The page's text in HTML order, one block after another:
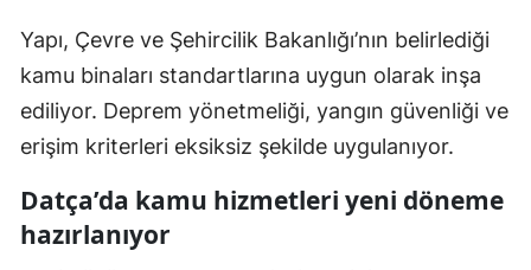
Yapı, Çevre ve Şehircilik Bakanlığı’nın belirlediği
kamu binaları standartlarına uygun olarak inşa
ediliyor. Deprem yönetmeliği, yangın güvenliği ve
erişim kriterleri eksiksiz şekilde uygulanıyor.
Datça’da kamu hizmetleri yeni döneme
hazırlanıyor